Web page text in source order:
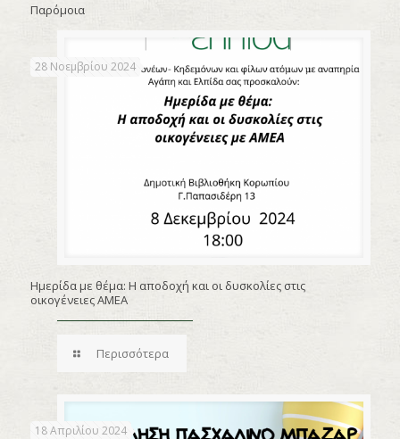
Παρόμοια
28 Νοεμβρίου 2024
Ημερίδα με θέμα: Η αποδοχή και οι δυσκολίες στις
οικογένειες ΑΜΕΑ
Περισσότερα
18 Απριλίου 2024